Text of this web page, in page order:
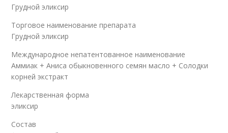
Грудной эликсир
Торговое наименование препарата
Грудной эликсир
Международное непатентованное наименование
Аммиак + Аниса обыкновенного семян масло + Солодки
корней экстракт
Лекарственная форма
эликсир
Состав